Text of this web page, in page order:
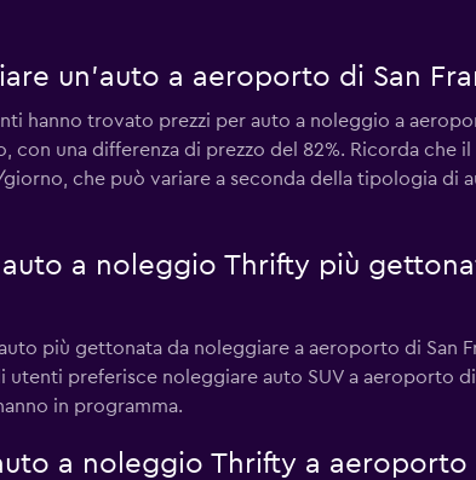
un'auto a aeroporto di San
hanno trovato prezzi per auto a noleggio a
con una differenza di prezzo del 82%. Ricorda che
che può variare a seconda della tipologia di
a noleggio Thrifty più
più gettonata da noleggiare a aeroporto di San
utenti preferisce noleggiare auto SUV a aeroporto
in programma.
a noleggio Thrifty a aeroporto